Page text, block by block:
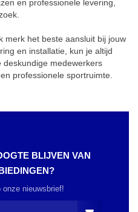
en professionele levering,
merk het beste aansluit bij jouw
en installatie, kun je altijd
deskundige medewerkers
professionele sportruimte.
BLIJVEN VAN
onze nieuwsbrief!